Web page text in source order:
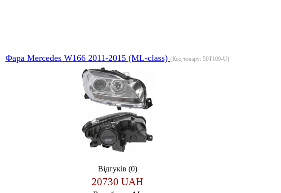
Фара Merсedes W166 2011-2015 (ML-class) (Код товару: 50T109-U)
Відгуків (0)
20730 UAH